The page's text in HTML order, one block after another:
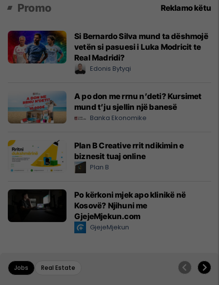
Promo Reklamo këtu
Si Bernardo Silva mund ta dëshmojë
vetën si pasuesi i Luka Modricit te
Real Madridi?
Edonis Bytyqi
A po don me rrnu n’deti? Kursimet
mund t’ju sjellin një banesë
Banka Ekonomike
Plan B Creative rrit ndikimin e
biznesit tuaj online
Plan B
Po kërkoni mjek apo klinikë në
Kosovë? Njihuni me
GjejeMjekun.com
GjejeMjekun
Jobs Real Estate